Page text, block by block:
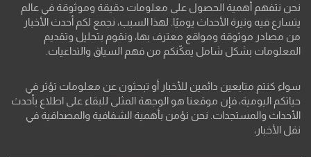
نحن نتفهم أهمية الحصول على معلومات دقيقة وموثوقة في عالم
يتسارع فيه وتيرة الأحداث يوميًا. لهذا السبب، نجمع لكم أحدث الأخبار
من مصادر موثوقة ومواقع معترف بها، ونقوم بتحليل وتقديم
المعلومات بشكل شامل يمكّنكم من فهم السياق والتداعيات.
سواء كنتم متابعين دائمين للأخبار أو تبحثون عن معلومات تؤثر في
حياتكم اليومية، فإن موقعنا هو الوجهة المثلى للبقاء على اطلاع بأحدث
الأحداث والمستجدات. نحن نؤمن بأهمية الشفافية والمصداقية في
نقل الأخبار،